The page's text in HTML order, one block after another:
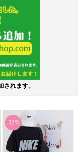
れます。
-12%